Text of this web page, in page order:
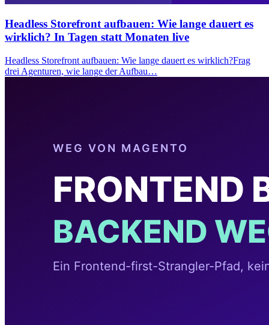
Headless Storefront aufbauen: Wie lange dauert es
wirklich? In Tagen statt Monaten live
Headless Storefront aufbauen: Wie lange dauert es wirklich?Frag
drei Agenturen, wie lange der Aufbau…